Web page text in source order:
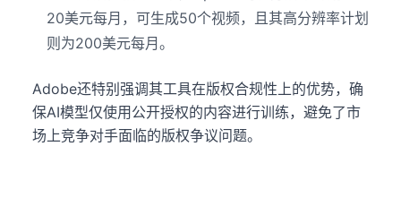
20美元每月，可生成50个视频，且其高分辨率计划
则为200美元每月。
Adobe还特别强调其工具在版权合规性上的优势，确
保AI模型仅使用公开授权的内容进行训练，避免了市
场上竞争对手面临的版权争议问题。